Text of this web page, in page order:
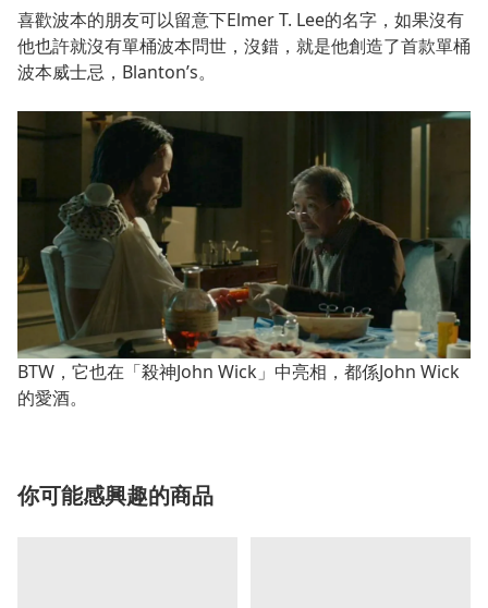
喜歡波本的朋友可以留意下Elmer T. Lee的名字，如果沒有
他也許就沒有單桶波本問世，沒錯，就是他創造了首款單桶
波本威士忌，Blanton’s。
BTW，它也在「殺神John Wick」中亮相，都係John Wick
的愛酒。
你可能感興趣的商品